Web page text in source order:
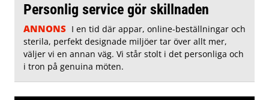
Personlig service gör skillnaden
ANNONS I en tid där appar, online-beställningar och
sterila, perfekt designade miljöer tar över allt mer,
väljer vi en annan väg. Vi står stolt i det personliga och
i tron på genuina möten.